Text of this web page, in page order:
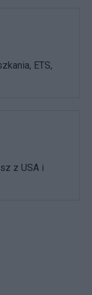
ETS,
z USA i